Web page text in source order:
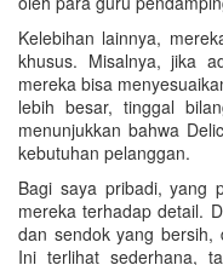
Kelebihan lainnya,
khusus. Misalnya, jika
mereka bisa
lebih besar, tinggal
menunjukkan bahwa
kebutuhan pelanggan.
Bagi saya pribadi, yang
mereka terhadap detail.
dan sendok yang bersih,
Ini terlihat sederhana,